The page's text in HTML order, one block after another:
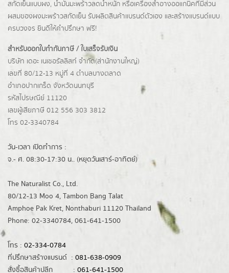
สกัดเย็นแบบผง, น้ำมันมะพร้าวลดน้ำหนัก หรือเครื่องสำอางออแกนิคที่มีส่วน
ผสมของผงมะพร้าวสกัดเย็น รับผลิตสินค้าแบรนด์ตัวเอง และสร้างแบรนด์แบบ
ครบวงจร ยินดีให้คำปรึกษา ฟรี!
สำหรับออกใบกำกับภาษี / ใบเสร็จรับเงิน
บริษัท เดอะ เนเชอรัลลิสท์ จำกัด(ส่านักงานใหญ่)
เลขที่ 80/12-13 หมู่ที่ 4 ตำบลบางตลาด
อำเภอปากเกร็ด จังหวัดนนทบุรี
รหัสไปรษณีย์ 11120
เลขผู้เสียภาษี 012 556 303 3812
โทร 02-3340784
วัน-เวลา เปิดทำการ :
จ.- ศ. 08:30-17:30 น.. (หยุดวันเสาร์-อาทิตย์)
The Naturalist Co., Ltd.
80/12-13 Moo 4, Tambon Bang Talat
Amphoe Pak Kret, Nonthaburi 11120 Thailand
Phone: 02-3340784, 061-641-1500
โทร : 02-334-0784
ที่ปรึกษาสร้างแบรนด์ : 081-638-0909
สั่งซื้อสินค้าปลีก : 061-641-1500